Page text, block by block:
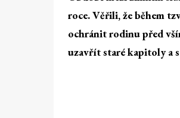
roce. Věřili, že během
ochránit rodinu před
uzavřít staré kapitoly a